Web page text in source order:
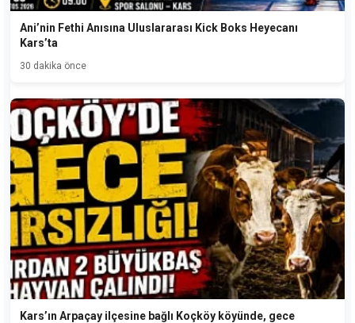
Ani’nin Fethi Anısına Uluslararası Kick Boks Heyecanı
Kars’ta
30 dakika önce
Kars’ın Arpaçay ilçesine bağlı Koçköy köyünde, gece